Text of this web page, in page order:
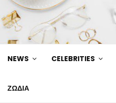
NEWS CELEBRITIES
ΖΩΔΙΑ